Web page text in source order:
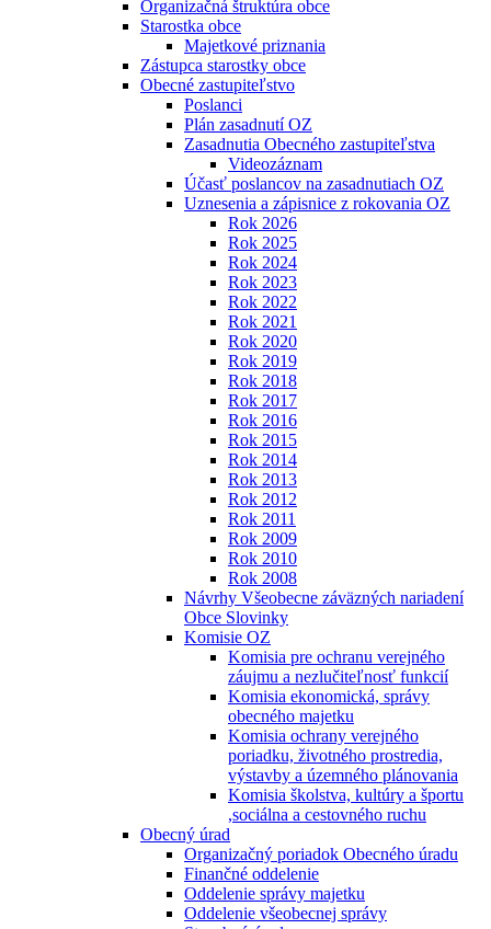
Organizačná štruktúra obce
Starostka obce
Majetkové priznania
Zástupca starostky obce
Obecné zastupiteľstvo
Poslanci
Plán zasadnutí OZ
Zasadnutia Obecného zastupiteľstva
Videozáznam
Účasť poslancov na zasadnutiach OZ
Uznesenia a zápisnice z rokovania OZ
Rok 2026
Rok 2025
Rok 2024
Rok 2023
Rok 2022
Rok 2021
Rok 2020
Rok 2019
Rok 2018
Rok 2017
Rok 2016
Rok 2015
Rok 2014
Rok 2013
Rok 2012
Rok 2011
Rok 2009
Rok 2010
Rok 2008
Návrhy Všeobecne záväzných nariadení
Obce Slovinky
Komisie OZ
Komisia pre ochranu verejného
záujmu a nezlučiteľnosť funkcií
Komisia ekonomická, správy
obecného majetku
Komisia ochrany verejného
poriadku, životného prostredia,
výstavby a územného plánovania
Komisia školstva, kultúry a športu
,sociálna a cestovného ruchu
Obecný úrad
Organizačný poriadok Obecného úradu
Finančné oddelenie
Oddelenie správy majetku
Oddelenie všeobecnej správy